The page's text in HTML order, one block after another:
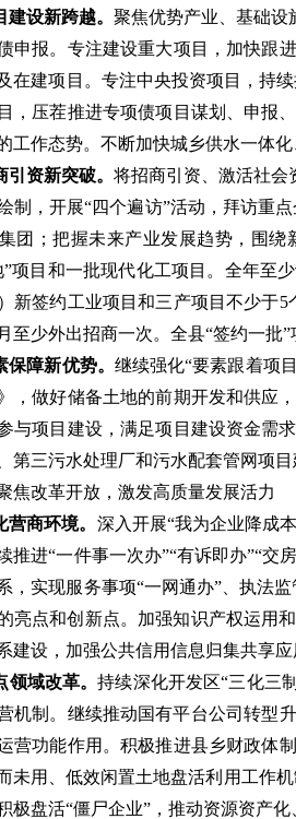
建设新跨越。 聚焦优势产业、基础设
申报。 专注建设重大项目，加快跟
在建项目。专注中央投资项目，持
，压茬推进专项债项目谋划、申报
工作态势。不断加快城乡供水一体
引资新突破。 将招商引资、激活社会
制，开展“四个遍访”活动，拜访重
团；把握未来产业发展趋势，围
”项目和一批现代化工项目。全年至
新签约工业项目和三产项目不少于
至少外出招商一次。全县“签约一批
保障新优势。 继续强化“要素跟着项
，做好储备土地的前期开发和供应
与项目建设，满足项目建设资金需
第三污水处理厂和污水配套管网项
焦改革开放，激发高质量发展活力
营商环境。 深入开展“我为企业降成
推进“一件事一次办”“有诉即办”“交
，实现服务事项“一网通办”、执法
亮点和创新点。 加强知识产权运用
建设，加强公共信用信息归集共享
领域改革。持续深化开发区“三化三
机制。 继续推动国有平台公司转型
营功能作用。 积极推进县乡财政体
未用 、低效闲置土地盘活利用 工作
极盘活“僵尸企业”， 推动资源资产